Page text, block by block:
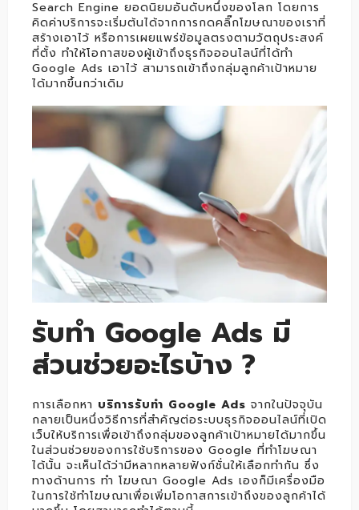
Search Engine ยอดนิยมอันดับหนึ่งของโลก โดยการ
คิดค่าบริการจะเริ่มต้นได้จากการกดคลิ๊กโฆษณาของเราที่
สร้างเอาไว้ หรือการเผยแพร่ข้อมูลตรงตามวัตถุประสงค์
ที่ตั้ง ทำให้โอกาสของผู้เข้าถึงธุรกิจออนไลน์ที่ได้ทำ
Google Ads เอาไว้ สามารถเข้าถึงกลุ่มลูกค้าเป้าหมาย
ได้มากขึ้นกว่าเดิม
รับทำ Google Ads มี
ส่วนช่วยอะไรบ้าง ?
การเลือกหา บริการรับทำ Google Ads จากในปัจจุบัน
กลายเป็นหนึ่งวิธีการที่สำคัญต่อระบบธุรกิจออนไลน์ที่เปิด
เว็บให้บริการเพื่อเข้าถึงกลุ่มของลูกค้าเป้าหมายได้มากขึ้น
ในส่วนช่วยของการใช้บริการของ Google ที่ทำโฆษณา
ได้นั้น จะเห็นได้ว่ามีหลากหลายฟังก์ชั่นให้เลือกทำกัน ซึ่ง
ทางด้านการ ทำ โฆษณา Google Ads เองก็มีเครื่องมือ
ในการใช้ทำโฆษณาเพื่อเพิ่มโอกาสการเข้าถึงของลูกค้าได้